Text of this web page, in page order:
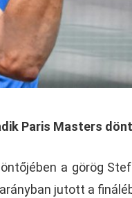
Paris Masters
a görög
jutott a